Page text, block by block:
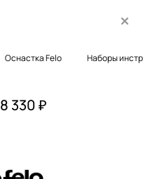
Оснастка Felo Наборы
8 330 ₽